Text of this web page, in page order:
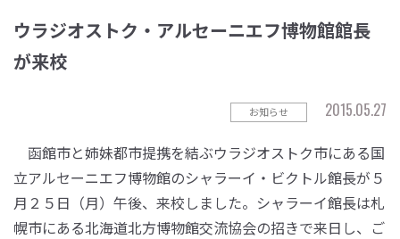
ウラジオストク・アルセーニエフ博物館館長
が来校
お知らせ
2015.05.27
函館市と姉妹都市提携を結ぶウラジオストク市にある国
立アルセーニエフ博物館のシャラーイ・ビクトル館長が５
月２５日（月）午後、来校しました。シャラーイ館長は札
幌市にある北海道北方博物館交流協会の招きで来日し、ご